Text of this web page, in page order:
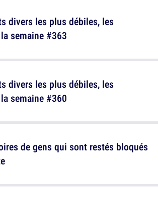
divers les plus débiles, les
semaine #360
divers les plus débiles, les
semaine #363
de gens qui sont restés bloqués